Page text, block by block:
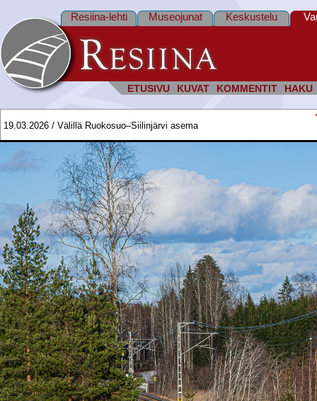
ETUSIVU KUVAT KOMMENTIT HAKU
Resiina-lehti Museojunat Keskustelu
19.03.2026 / Välillä Ruokosuo–Siilinjärvi asema